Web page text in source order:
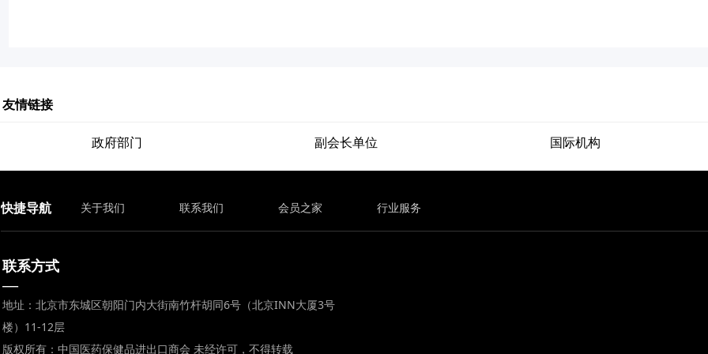
快捷导航 关于我们 联系我们 会员之家 行业服务
联系方式
—
地址：北京市东城区朝阳门内大街南竹杆胡同6号（北京INN大厦3号
楼）11-12层
版权所有：中国医药保健品进出口商会 未经许可，不得转载
友情链接
政府部门 副会长单位 国际机构